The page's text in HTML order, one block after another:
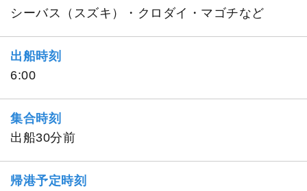
シーバス（スズキ）・クロダイ・マゴチなど
出船時刻
6:00
集合時刻
出船30分前
帰港予定時刻